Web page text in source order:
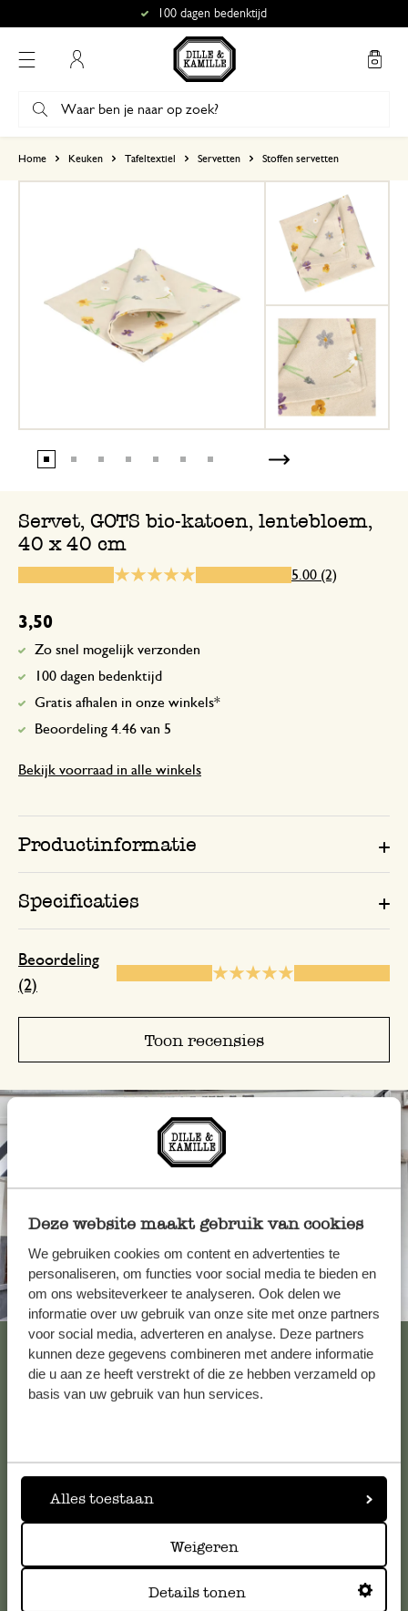
Deze website maakt gebruik van cookies
We gebruiken cookies om content en advertenties te
personaliseren, om functies voor social media te bieden en
om ons websiteverkeer te analyseren. Ook delen we
informatie over uw gebruik van onze site met onze partners
voor social media, adverteren en analyse. Deze partners
kunnen deze gegevens combineren met andere informatie
die u aan ze heeft verstrekt of die ze hebben verzameld op
basis van uw gebruik van hun services.
Alles toestaan
Weigeren
Details tonen
100 dagen bedenktijd
Home Keuken Tafeltextiel Servetten Stoffen servetten
Servet, GOTS bio-katoen, lentebloem,
40 x 40 cm
5.00 (2)
3,50
Zo snel mogelijk verzonden
100 dagen bedenktijd
Gratis afhalen in onze winkels*
Beoordeling 4.46 van 5
Bekijk voorraad in alle winkels
Productinformatie
Specificaties
Beoordeling
(2)
Toon recensies
Altijd in de buurt
Bekijk alle 62 winkels
klantenservice. Of bekijk hier het antwoord op de
klantenservice@dille-kamille.com
1
Vrolijke voorjaarsservetten
Vrolijke voorjaarsservetten! Prachtige
10 juni 2026